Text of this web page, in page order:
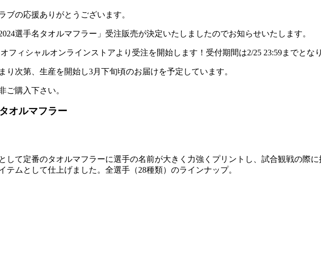
ブの応援ありがとうございます。
選手名タオルマフラー」受注販売が決定いたしましたのでお知らせいたします。
フィシャルオンラインストアより受注を開始します！受付期間は2/25 23:59までとな
り次第、生産を開始し3月下旬頃のお届けを予定しています。
ご購入下さい。
オルマフラー
して定番のタオルマフラーに選手の名前が大きく力強くプリントし、試合観戦の際
テムとして仕上げました。全選手（28種類）のラインナップ。